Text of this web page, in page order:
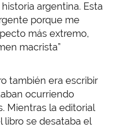
argentina. Esta
porque me
más extremo,
macrista”
también era escribir
ocurriendo
Mientras la editorial
libro se desataba el